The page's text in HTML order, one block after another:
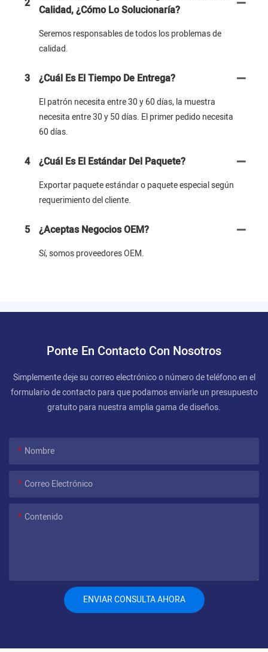
Calidad, ¿cómo Lo Solucionaría?
Seremos responsables de todos los problemas de
calidad.
3 ¿Cuál Es El Tiempo De Entrega?
El patrón necesita entre 30 y 60 días, la muestra
necesita entre 30 y 50 días. El primer pedido necesita
60 días.
4 ¿Cuál Es El Estándar Del Paquete?
Exportar paquete estándar o paquete especial según
requerimiento del cliente.
5 ¿Aceptas Negocios OEM?
Sí, somos proveedores OEM.
Ponte En Contacto Con Nosotros
Simplemente deje su correo electrónico o número de teléfono en el
formulario de contacto para que podamos enviarle un presupuesto
gratuito para nuestra amplia gama de diseños.
Nombre
Correo Electrónico
Contenido
ENVIAR CONSULTA AHORA